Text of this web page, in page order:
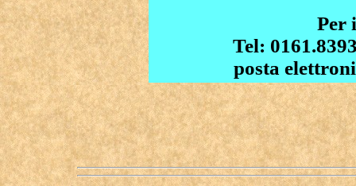
Per
Tel:
posta